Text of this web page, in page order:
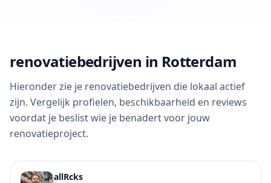
renovatiebedrijven in Rotterdam
Hieronder zie je renovatiebedrijven die lokaal actief
zijn. Vergelijk profielen, beschikbaarheid en reviews
voordat je beslist wie je benadert voor jouw
renovatieproject.
allRcks